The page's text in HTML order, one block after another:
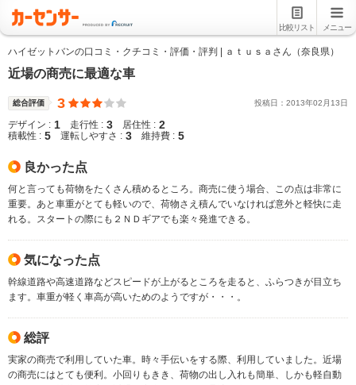
比較リスト メニュー
ハイゼットバンの口コミ・クチコミ・評価・評判 | ａｔｕｓａさん（奈良県）
近場の商売に最適な車
総合評価 3 投稿日： 2013年02 月 13日
デザイン : 1 走行性 : 3 居住性 : 2
積載性 : 5 運転しやすさ : 3 維持費 : 5
良かった点
何と言っても荷物をたくさん積めるところ。商売に使う場合、この点は非常に
重要。あと車重がとても軽いので、荷物さえ積んでいなければ意外と軽快に走
れる。スタートの際にも２ＮＤギアでも楽々発進できる。
気になった点
幹線道路や高速道路などスピードが上がるところを走ると、ふらつきが目立ち
ます。車重が軽く車高が高いためのようですが・・・。
総評
実家の商売で利用していた車。時々手伝いをする際、利用していました。近場
の商売にはとても便利。小回りもきき、荷物の出し入れも簡単、しかも軽自動